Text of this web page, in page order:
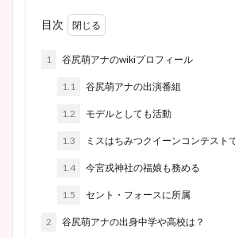
目次
1 谷尻萌アナのwikiプロフィール
1.1 谷尻萌アナの出演番組
1.2 モデルとしても活動
1.3 ミスはちみつクイーンコンテスト
1.4 今宮戎神社の福娘も務める
1.5 セント・フォースに所属
2 谷尻萌アナの出身中学や高校は？